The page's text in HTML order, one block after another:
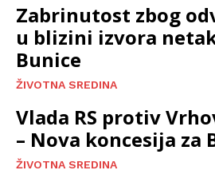
Zabrinutost zbog
u blizini izvora
Bunice
ŽIVOTNA SREDINA
Vlada RS protiv
– Nova koncesija za
ŽIVOTNA SREDINA